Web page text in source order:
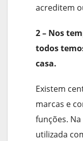
acreditem
2 – Nos
todos
casa.
Existem
marcas e
funções.
utilizada